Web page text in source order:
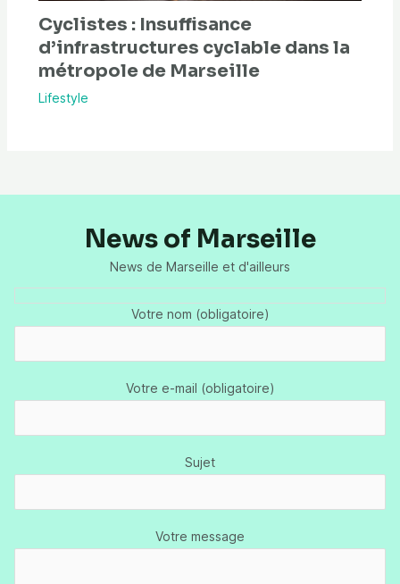
Cyclistes : Insuffisance
d’infrastructures cyclable dans la
métropole de Marseille
Lifestyle
News of Marseille
News de Marseille et d'ailleurs
Votre nom (obligatoire)
Votre e-mail (obligatoire)
Sujet
Votre message